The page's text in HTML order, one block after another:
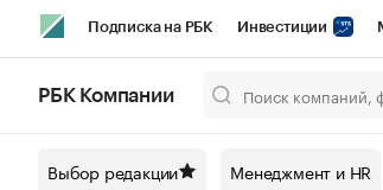
Подписка на РБК Инвестиции
РБК Компании
Выбор редакции Менеджмент и HR